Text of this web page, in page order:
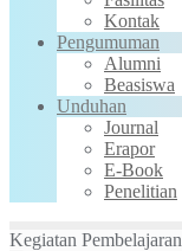
Kontak
Pengumuman
Alumni
Beasiswa
Unduhan
Journal
Erapor
E-Book
Penelitian
Kegiatan Pembelajaran